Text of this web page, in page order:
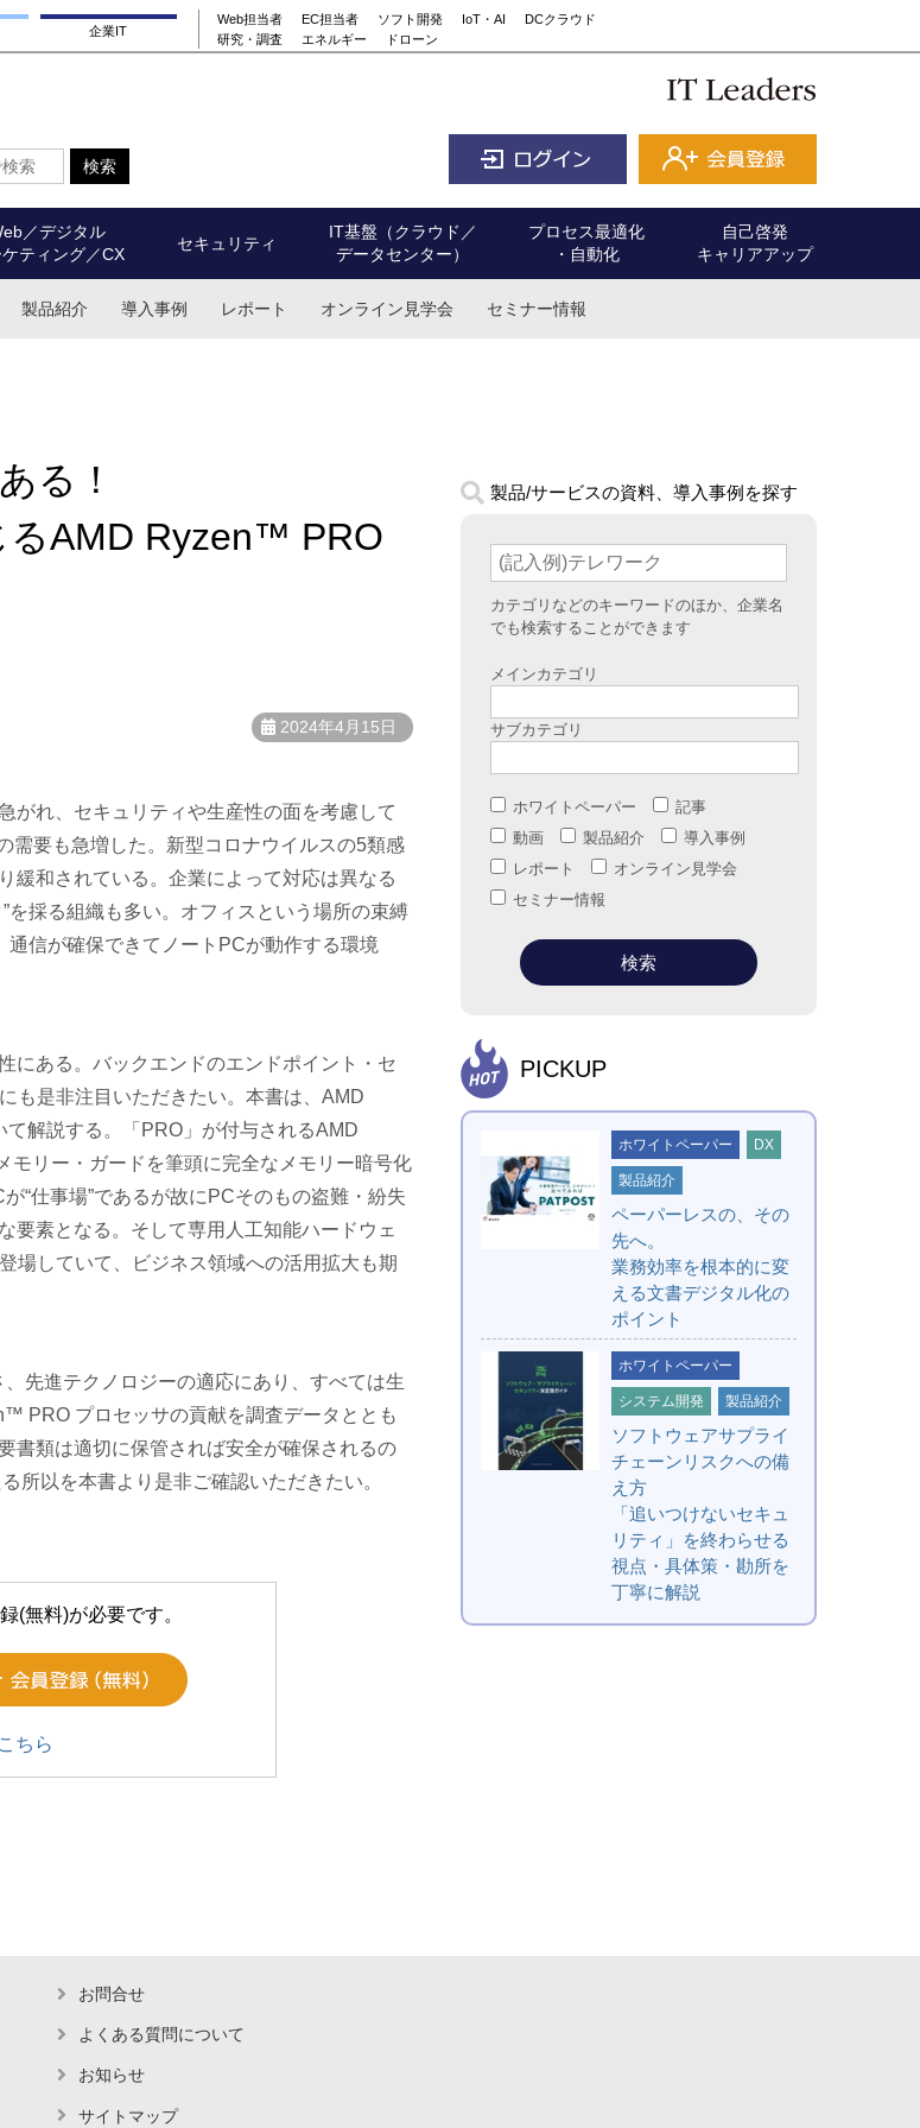
企業IT
Web担当者 EC担当者 ソフト開発 IoT・AI
DCクラウド
研究・調査
エネルギー ドローン
／デジタル
ティング／CX
セキュリティ
IT基盤（クラウド／
データセンター）
プロセス最適化
・自動化
自己啓発
キャリアアップ
製品紹介 導入事例 レポート オンライン見学会 セミナー情報
る！
るAMD Ryzen™ PRO
2024年4月15日
がれ、セキュリティや生産性の面を考慮して
需要も急増した。新型コロナウイルスの5類感
緩和されている。企業によって対応は異なる
を採る組織も多い。オフィスという場所の束縛
通信が確保できてノートPCが動作する環境
にある。バックエンドのエンドポイント・セ
も是非注目いただきたい。本書は、AMD
解説する。「PRO」が付与されるAMD
リー・ガードを筆頭に完全なメモリー暗号化
“仕事場”であるが故にPCそのもの盗難・紛失
要素となる。そして専用人工知能ハードウェ
場していて、ビジネス領域への活用拡大も期
先進テクノロジーの適応にあり、すべては生
PRO プロセッサの貢献を調査データととも
書類は適切に保管されば安全が確保されるの
所以を本書より是非ご確認いただきたい。
(無料)が必要です。
こちら
製品/サービスの資料、導入事例を探す
カテゴリなどのキーワードのほか、企業名
でも検索することができます
メインカテゴリ
サブカテゴリ
ホワイトペーパー
記事
動画
製品紹介
導入事例
レポート
オンライン見学会
セミナー情報
PICKUP
ホワイトペーパー DX
製品紹介
ペーパーレスの、その
先へ。
業務効率を根本的に変
える文書デジタル化の
ポイント
ホワイトペーパー
システム開発 製品紹介
ソフトウェアサプライ
チェーンリスクへの備
え方
「追いつけないセキュ
リティ」を終わらせる
視点・具体策・勘所を
丁寧に解説
お問合せ
よくある質問について
お知らせ
サイトマップ